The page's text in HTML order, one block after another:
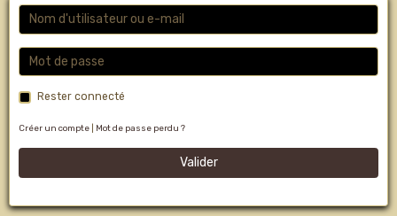
Rester connecté
Créer un compte Mot de passe perdu ?
Valider